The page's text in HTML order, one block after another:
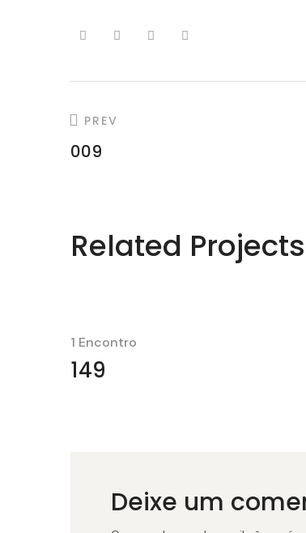
PREV
009
Related Projects
1 Encontro
149
Deixe um